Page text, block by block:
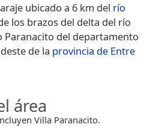
ubicado a 6 km del río
los brazos del delta del río
Paranacito del departamento
de la provincia de Entre
área
Villa Paranacito.